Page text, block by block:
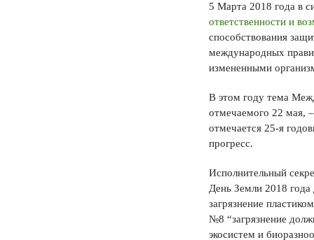
5 Марта 2018 года в
ответственности и
способствования
международных
измененными
В этом году тема
отмечаемого 22 мая,
отмечается 25-я
прогресс.
Исполнительный
День Земли 2018 года
загрязнение
№8 “загрязнение
экосистем и